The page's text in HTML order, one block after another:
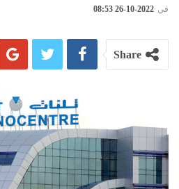
في 2022-10-26 08:53
Share